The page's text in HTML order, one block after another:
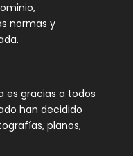
normas y
es gracias a todos
han decidido
planos,